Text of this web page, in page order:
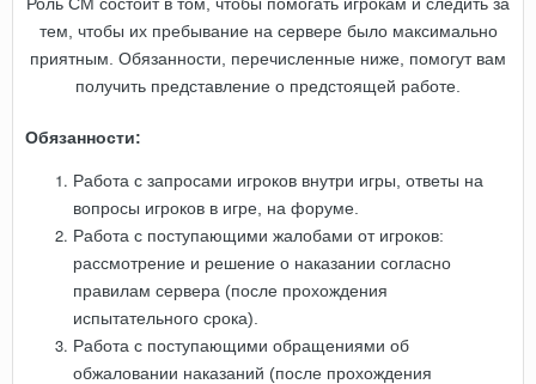
тем, чтобы их пребывание на сервере было максимально
приятным. Обязанности, перечисленные ниже, помогут вам
получить представление о предстоящей работе.
Обязанности:
Работа с запросами игроков внутри игры, ответы на
вопросы игроков в игре, на форуме.
Работа с поступающими жалобами от игроков:
рассмотрение и решение о наказании согласно
правилам сервера (после прохождения
испытательного срока).
Работа с поступающими обращениями об
обжаловании наказаний (после прохождения